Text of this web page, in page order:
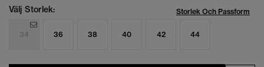
Välj Storlek: Storlek Och Passform
34 36 38 40 42 44